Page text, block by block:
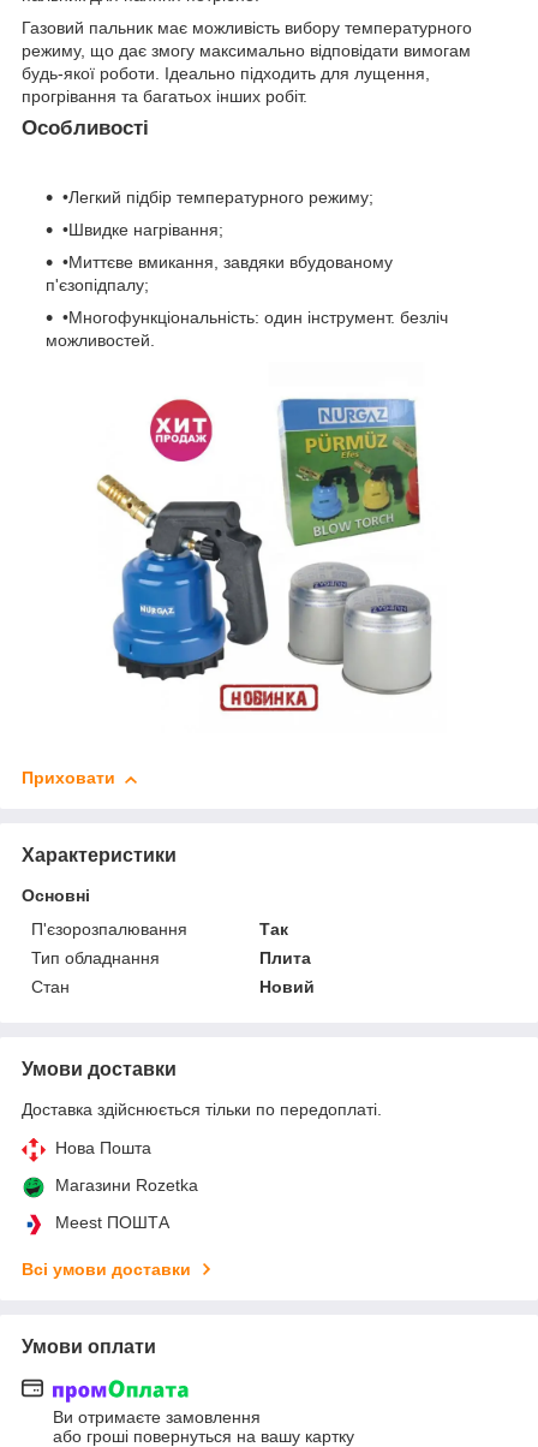
Газовий пальник має можливість вибору температурного
режиму, що дає змогу максимально відповідати вимогам
будь-якої роботи. Ідеально підходить для лущення,
прогрівання та багатьох інших робіт.
Особливості
•Легкий підбір температурного режиму;
•Швидке нагрівання;
•Миттєве вмикання, завдяки вбудованому
п'єзопідпалу;
•Многофункціональність: один інструмент. безліч
можливостей.
Приховати
Характеристики
Основні
П'єзорозпалювання
Так
Тип обладнання
Плита
Стан
Новий
Умови доставки
Доставка здійснюється тільки по передоплаті.
Нова Пошта
Магазини Rozetka
Meest ПОШТА
Всі умови доставки
Умови оплати
Ви отримаєте замовлення
або гроші повернуться на вашу картку